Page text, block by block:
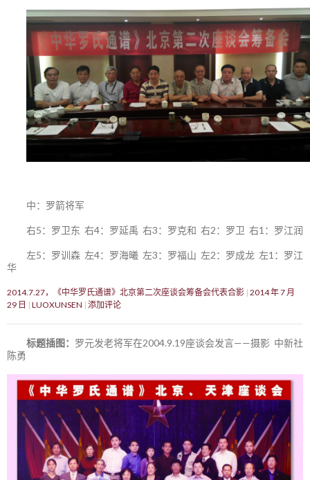
中：罗箭将军
右5：罗卫东 右4：罗延禹 右3：罗克和 右2：罗卫 右1：罗江润
左5：罗训森 左4：罗海曦 左3：罗福山 左2：罗成龙 左1：罗江
华
2014.7.27，《中华罗氏通谱》北京第二次座谈会筹备会代表合影 2014 年 7 月
29 日
LUOXUNSEN 添加评论
标题插图： 罗元发老将军在2004.9.19座谈会发言——摄影 中新社
陈勇